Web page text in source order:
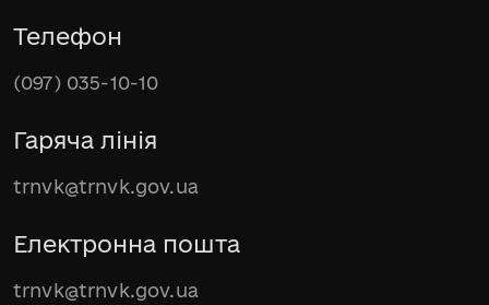
Телефон
(097) 035-10-10
Гаряча лінія
trnvk@trnvk.gov.ua
Електронна пошта
trnvk@trnvk.gov.ua